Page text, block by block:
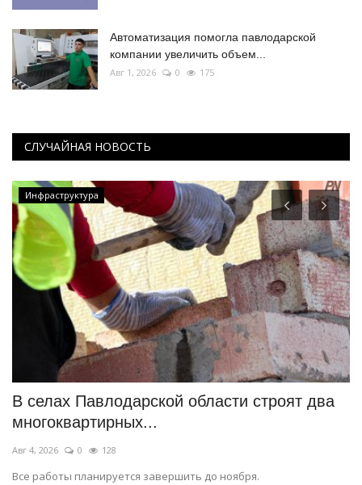
Автоматизация помогла павлодарской
компании увеличить объем...
Авг 1, 2026 0 175
СЛУЧАЙНАЯ НОВОСТЬ
Инфраструктура
В селах Павлодарской области строят два
многоквартирных...
Авг 4, 2026 0 128
Все работы планируется завершить до ноября.